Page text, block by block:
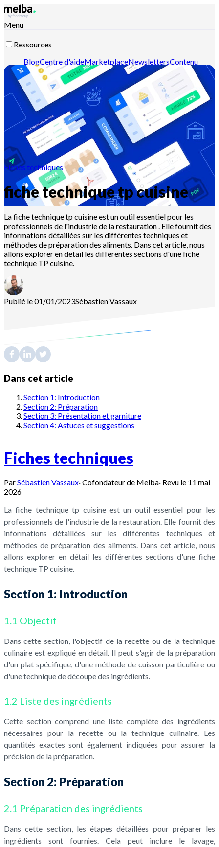
Menu
Ressources
BlogCentre d'aideMarketplaceNewslettersContenu
intelligentDocumentation APIDocumentation MCP
Contactez-nousDécouvrir melba
Fiches techniques
fiche technique tp cuisine
La fiche technique tp cuisine est un outil essentiel pour les
professionnels de l'industrie de la restauration . Elle fournit des
informations détaillées sur les différentes techniques et
méthodes de préparation des aliments. Dans cet article, nous
allons explorer en détail les différentes sections d'une fiche
technique TP cuisine.
Publié le 01/01/2023SébastienVassaux
Dans cet article
Section 1: Introduction
Section 2: Préparation
Section 3: Présentation et garniture
Section 4: Astuces et suggestions
Fiches techniques
ParSébastien Vassaux·Cofondateur de Melba· Revu le 11 mai
2026
La fiche technique tp cuisine est un outil essentiel pour les
professionnels de l'industrie de la restauration. Elle fournit des
informations détaillées sur les différentes techniques et
méthodes de préparation des aliments. Dans cet article, nous
allons explorer en détail les différentes sections d'une fiche
technique TP cuisine.
Section 1: Introduction
1.1 Objectif
Dans cette section, l'objectif de la recette ou de la technique
culinaire est expliqué en détail. Il peut s'agir de la préparation
d'un plat spécifique, d'une méthode de cuisson particulière ou
d'une technique de découpe des ingrédients.
1.2 Liste des ingrédients
Cette section comprend une liste complète des ingrédients
nécessaires pour la recette ou la technique culinaire. Les
quantités exactes sont également indiquées pour assurer la
précision de la préparation.
Section 2: Préparation
2.1 Préparation des ingrédients
Dans cette section, les étapes détaillées pour préparer les
ingrédients sont fournies. Cela peut inclure le lavage,